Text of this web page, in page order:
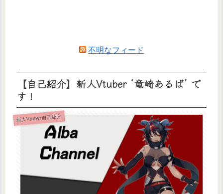
不明なフィード
【自己紹介】新人Vtuber ‘竜崎あるば’ で
す！
新人Vtuber自己紹介